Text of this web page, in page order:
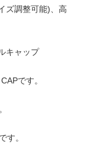
ズ調整可能)、高
キャップ
です。
す。